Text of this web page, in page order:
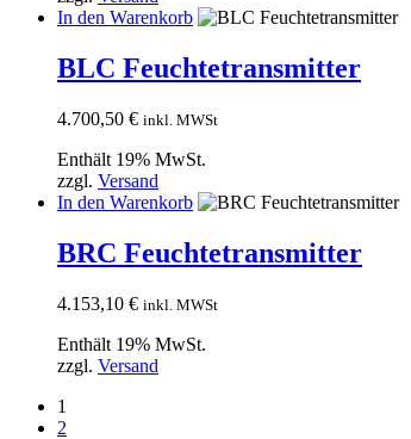
In den Warenkorb
BLC Feuchtetransmitter
4.700,50 € inkl. MWSt
Enthält 19% MwSt.
zzgl. Versand
In den Warenkorb
BRC Feuchtetransmitter
4.153,10 € inkl. MWSt
Enthält 19% MwSt.
zzgl. Versand
1
2